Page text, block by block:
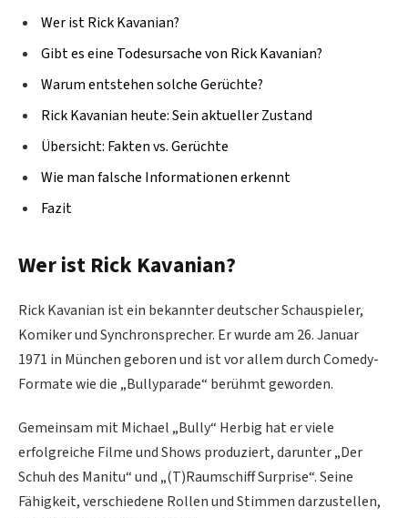
Wer ist Rick Kavanian?
Gibt es eine Todesursache von Rick Kavanian?
Warum entstehen solche Gerüchte?
Rick Kavanian heute: Sein aktueller Zustand
Übersicht: Fakten vs. Gerüchte
Wie man falsche Informationen erkennt
Fazit
Wer ist Rick Kavanian?
Rick Kavanian ist ein bekannter deutscher Schauspieler,
Komiker und Synchronsprecher. Er wurde am 26. Januar
1971 in München geboren und ist vor allem durch Comedy-
Formate wie die „Bullyparade“ berühmt geworden.
Gemeinsam mit Michael „Bully“ Herbig hat er viele
erfolgreiche Filme und Shows produziert, darunter „Der
Schuh des Manitu“ und „(T)Raumschiff Surprise“. Seine
Fähigkeit, verschiedene Rollen und Stimmen darzustellen,